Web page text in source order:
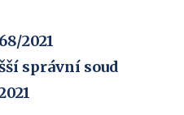
2021
správní soud